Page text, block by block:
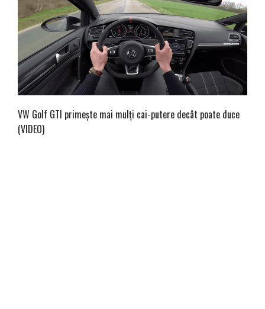
VW Golf GTI primește mai mulți cai-putere decât poate duce
(VIDEO)